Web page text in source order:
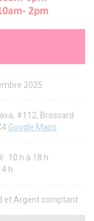
2025
#112, Brossard
Google Maps
: 10 h à 18 h
h
et Argent comptant